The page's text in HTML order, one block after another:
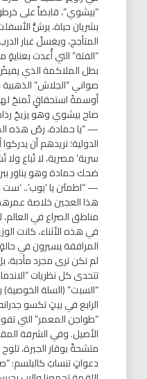
“بيشوي”، قابضاً على
بشريان حياة، يرشُّ
المتأجج، ويغسلُ غبار
“الفتة” التي أُعدت
بطل الملاكمة الذي
صواني “الجلاش” الذهبية
أوسمةُ استحقاقٍ تُمنحُ
صاح بيشوي وهو يزيحُ
— “يا حمادة، رصّ هذه
الدولية؛ نريدهم أن
سرية’ مصرية، لا تُباع
ضحك حمادة وهو يناور
— “اطمئن يا ‘بوب’..
هذا العجين خلاصة
مناطق الصراع في العالم،
في هذه الأثناء، كانت
المرافقة يسيرون في
لم تكن ترى مجرد
تتحدى كل نظريات
“السبت” (السلة الخوصية)
الرابع في بيتٍ تكسو
“طواجن المعمر” التي
الأصيل. وفي الشرفة
متشحةً بوقار الجيرة،
دعواتٍ تنسابُ كالبلسم: